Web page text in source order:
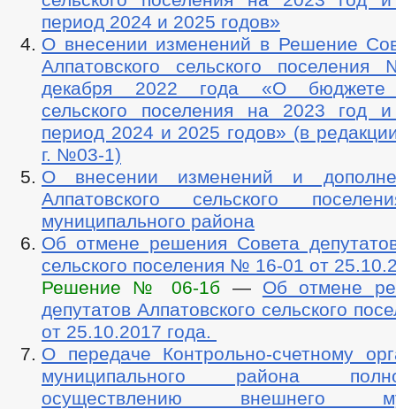
период 2024 и 2025 годов»
О внесении изменений в Решение
Алпатовского сельского
декабря 2022 года «О бюджете
сельского поселения на 2023 год
период 2024 и 2025 годов» (в
г. №03-1)
О внесении изменений и
Алпатовского сельского
муниципального района
Об отмене решения Совета
сельского поселения № 16-01 от
Решение № 06-1б — Об отмене
депутатов Алпатовского сельского
от 25.10.2017 года.
О передаче Контрольно-счетному
муниципального района
осуществлению внешнего